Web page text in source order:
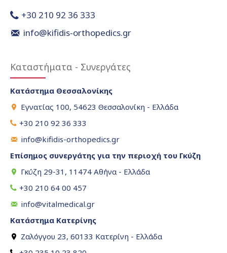
+30 210 92 36 333
info@kifidis-orthopedics.gr
Καταστήματα - Συνεργάτες
Κατάστημα Θεσσαλονίκης
Εγνατίας 100, 54623 Θεσσαλονίκη - Ελλάδα
+30 210 92 36 333
info@kifidis-orthopedics.gr
Επίσημος συνεργάτης για την περιοχή του Γκύζη
Γκύζη 29-31, 11474 Αθήνα - Ελλάδα
+30 210 64 00 457
info@vitalmedical.gr
Κατάστημα Κατερίνης
Ζαλόγγου 23, 60133 Κατερίνη - Ελλάδα